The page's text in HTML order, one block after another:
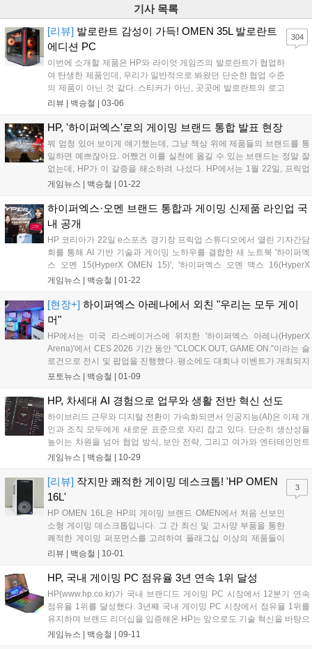
기사 목록
[리뷰] 발로란트 감성이 가득! OMEN 35L 발로란트
에디션 PC
이번에 소개할 제품은 HP와 라이엇 게임즈의 발로란트가 협업하
여 탄생한 제품인데, 우리가 일반적으로 봐왔던 단순한 협업 수준
의 제품이 아닌 것 같다. 스티커가 아닌, 곳곳에 발로란트의 로고
등으로 흔적을 느낄 수 있고 지원되는 소프트웨어를 통해 바탕화
수 있다. 최근 라이엇 게임즈와의 협업으로 정말 게이머들이 원하
는 퀄리티로 협업 제품들을 대거 선보이고 있는 HP의 'OMEN
35L 발로란트 특별판 게이밍 PC(이하 OMEN 35L 발로란트 에디
션)'이 그 주인공이다....
리뷰 | 백승철 03-06
304
HP, '하이퍼엑스'로의 게이밍 브랜드 통합 발표 현장
뭐 엄청 있어 보이게 얘기했는데, 그냥 책상 위에 제품들의 브랜드를 통
일하면 예쁘잖아요. 어쨌건 이를 실천에 옮길 수 있는 브랜드는 정말 잘
없는데, HP가 이 갈증을 해소하려 나섰다. HP에서는 1월 22일, 프릭업
스튜디오에서 개최한 기자 간담회를 통해 자사의 게이밍 브랜드 통합과
게임뉴스 | 백승철 01-22
하이퍼엑스·오멘 브랜드 통합과 게이밍 신제품 라인업 국
내 공개
HP 코리아가 22일 e스포츠 경기장 프릭업 스튜디오에서 열린 기자간담
회를 통해 AI 기반 기술과 게이밍 노하우를 결합한 새 노트북 '하이퍼엑
스 오멘 15(HyperX OMEN 15)', '하이퍼엑스 오멘 맥스 16(HyperX
OMEN MAX 16)'과 '하이퍼엑스 오멘 맥스 45L(HyperX OMEN MAX
했다....
게임뉴스 | 백승철 01-22
[현장+] 하이퍼엑스 아레나에서 외친 "우리는 모두 게이
머"
HP에서는 미국 라스베이거스에 위치한 '하이퍼엑스 아레나(HyperX
Arena)'에서 CES 2026 기간 동안 "CLOCK OUT, GAME ON."이라는 슬
로건으로 전시 및 팝업을 진행했다. 평소에도 대회나 이벤트가 개최되지
만, 물리적인 거리 때문에 갈 기회가 없었는데 이번 CES 2026 기간에 기
포토뉴스 | 백승철 01-09
HP, 차세대 AI 경험으로 업무와 생활 전반 혁신 선도
하이브리드 근무와 디지털 전환이 가속화되면서 인공지능(AI)은 이제 개
인과 조직 모두에게 새로운 표준으로 자리 잡고 있다. 단순히 생산성을
높이는 차원을 넘어 협업 방식, 보안 전략, 그리고 여가와 엔터테인먼트
까지 AI는 우리의 생활 전반을 바꾸고 있다. 업무 환경 역시 빠르게 변화
도 일을 이어가는 시대가 되었다. 기업 리더뿐 아니라 프리랜서, 크리에
이터, 개발자, 학생까지 각자의 방식으로 일하는 가운데, 시간과 공간의
지고 있다....
게임뉴스 | 백승철 10-29
[리뷰] 작지만 쾌적한 게이밍 데스크톱! 'HP OMEN
16L'
HP OMEN 16L은 HP의 게이밍 브랜드 OMEN에서 처음 선보인
소형 게이밍 데스크톱입니다. 그 간 최신 및 고사양 부품을 통한
쾌적한 게이밍 퍼포먼스를 고려하여 플래그십 이상의 제품들이
대부분인 포트폴리오를 구성했었는데요. 사양과 무게, 그리고 가
과 함께하기 위한 전략이라고 생각합니다. 낮은 사양이라고 했지
만 비교 대상이 HP OMEN 데스크톱일 뿐, 어디 가서 전혀 꿀리지
않을 훌륭한 구성을 자랑합니다. 최신 인텔 코어 울트라 7 265F
CPU와 엔비디아 지포스 RTX 5060 Ti 그래픽카드를 기반으로 한
구성이기 때문입니다. 좀 더 저렴한 버전으로 인텔 Ultra 5 225F +
RTX 5060 버전도 있으니 관심 있으신 분들이라면 확인해 보는
리뷰 | 백승철 10-01
3
HP, 국내 게이밍 PC 점유율 3년 연속 1위 달성
HP(www.hp.co.kr)가 국내 브랜디드 게이밍 PC 시장에서 12분기 연속
점유율 1위를 달성했다. 3년째 국내 게이밍 PC 시장에서 점유율 1위를
유지하며 브랜드 리더십을 입증해온 HP는 앞으로도 기술 혁신을 바탕으
로 프리미엄 게이밍 경험을 선도하며 시장 경쟁력을 더욱 공고히 해나갈
게임뉴스 | 백승철 09-11